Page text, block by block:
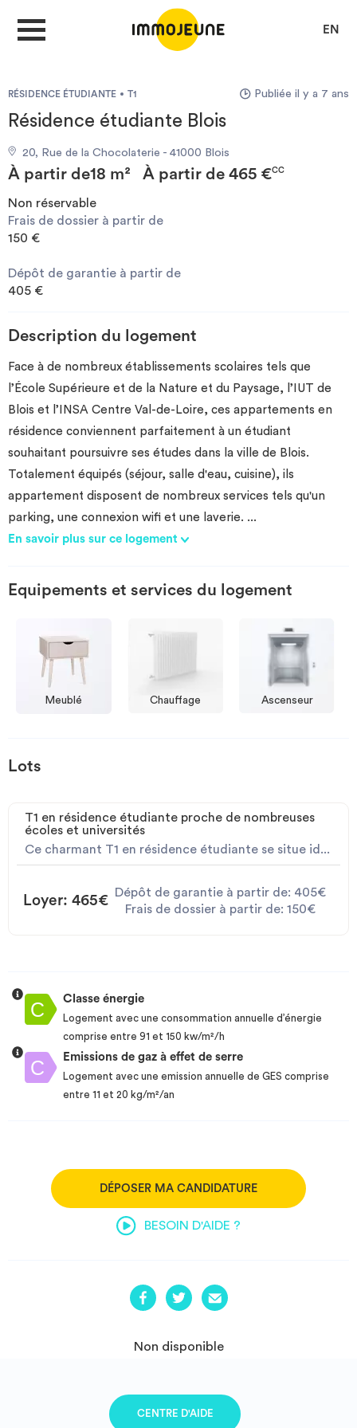
EN
DÉPOSER UNE ANNONCE
Je cherche un logement
Je propose un bien
Investir
RÉSIDENCE ÉTUDIANTE T1 Publiée il y a 7 ans
Résidence étudiante Blois
20, Rue de la Chocolaterie - 41000 Blois
À partir de18 m² À partir de 465 €CC
Non réservable
Frais de dossier à partir de
150 €
Dépôt de garantie à partir de
405 €
Description du logement
Face à de nombreux établissements scolaires tels que
l’École Supérieure et de la Nature et du Paysage, l’IUT de
Blois et l’INSA Centre Val-de-Loire, ces appartements en
résidence conviennent parfaitement à un étudiant
souhaitant poursuivre ses études dans la ville de Blois.
Totalement équipés (séjour, salle d'eau, cuisine), ils
appartement disposent de nombreux services tels qu'un
parking, une connexion wifi et une laverie. ...
En savoir plus sur ce logement
Equipements et services du logement
Meublé Chauffage Ascenseur
Lots
T1 en résidence étudiante proche de nombreuses
écoles et universités
Ce charmant T1 en résidence étudiante se situe id...
Loyer: 465€
Dépôt de garantie à partir de: 405€
Frais de dossier à partir de: 150€
Classe énergie
Logement avec une consommation annuelle d’énergie
comprise entre 91 et 150 kw/m²/h
Emissions de gaz à effet de serre
Logement avec une emission annuelle de GES comprise
entre 11 et 20 kg/m²/an
DÉPOSER MA CANDIDATURE
BESOIN D'AIDE ?
Non disponible
CENTRE D'AIDE